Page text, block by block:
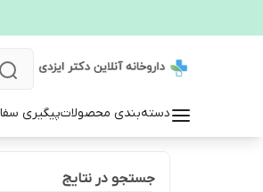
دسته‌بندی محصولاتپیگیری
جستجو در نتایج